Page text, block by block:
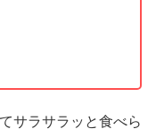
サラサラッと食べら